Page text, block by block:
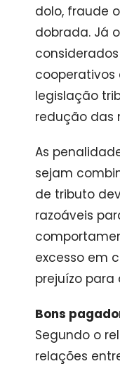
dolo, fraude
dobrada. Já
legislação
redução das
As
sejam
de tributo
razoáveis
excesso em
prejuízo para
Bons
Segundo o
relações